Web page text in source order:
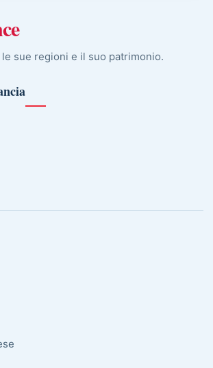
sue regioni e il suo patrimonio.